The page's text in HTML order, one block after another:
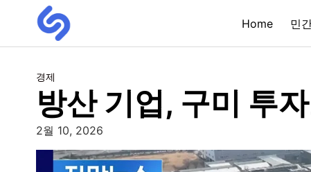
Home 민
경제
방산 기업, 구미 투
2월 10, 2026